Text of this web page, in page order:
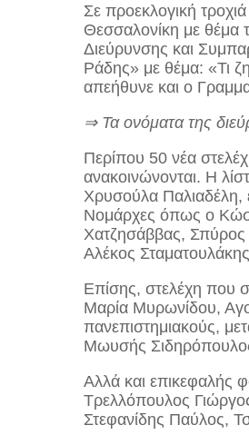
Σε προεκλογική τροχιά
Θεσσαλονίκη με θέμα
Διεύρυνσης και
Ράδης» με θέμα: «Τι
απεήθυνε και ο
⇒ Τα ονόματα της
Περίπου 50 νέα
ανακοινώνονται. Η
Χρυσούλα Παλιαδέλη,
Νομάρχες όπως ο
Χατζησάββας, Σπύρος
Αλέκος Σταματουλάκης
Επίσης, στελέχη που
Μαρία Μυρωνίδου,
πανεπιστημιακούς,
Μωυσής
Αλλά και επικεφαλής
Τρελλόπουλος
Στεφανίδης Παύλος,